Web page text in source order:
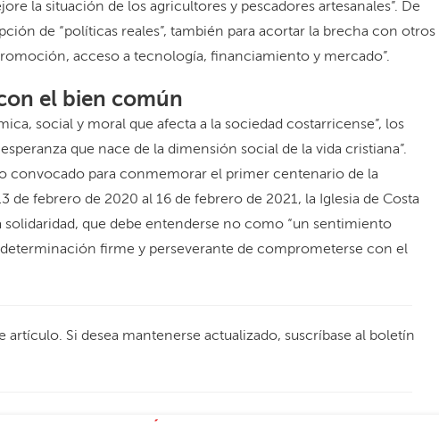
la situación de los agricultores y pescadores artesanales”. De
de “políticas reales”, también para acortar la brecha con otros
acceso a tecnología, financiamiento y mercado”.
el bien común
social y moral que afecta a la sociedad costarricense”, los
que nace de la dimensión social de la vida cristiana”.
convocado para conmemorar el primer centenario de la
de febrero de 2020 al 16 de febrero de 2021, la Iglesia de Costa
solidaridad, que debe entenderse no como “un sentimiento
firme y perseverante de comprometerse con el
artículo. Si desea mantenerse actualizado, suscríbase al boletín